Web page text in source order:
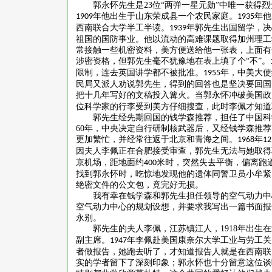
郭永怀先生是23位“两弹一星元勋”中唯一获得
1909年他出生于山东荣成县一个农民家庭。 1935年
西南联合大学半工半读。 1939年郭先生出国留学，
祖国的国防事业。他以流动的高难课题取得加州理
常接触一些机密资料，美方便送给他一张表，上面
涉密资格，但郭先生毫不犹豫地在表上填了个“不”。
限制，连去英国讲学都不被批准。 1955年，中美大
民局又派人劝说郭先生，得到的回答也是坚决要回
把十几年写好的文稿投入篝火。当郭永怀冲破美国
位科学家的行李受到美方仔细搜查，此时李佩才知
郭先生经先期回国的钱学森推荐，担任了中国
60年，中央决定自行研制核武器后，又经钱学森推
更加繁忙，并经常往返于北京和青海之间。 1968年12
因夫人李佩正在合肥接受审查，郭先生无法与她取
京机场，距地面约400米时，突然失去平衡，偏离跑
找到郭永怀时，吃惊地发现他的遗体同警卫员小牟
绝密文件的公文包，竟完好无损。
我有幸在钱学森和郭先生担任领导的空气动力
空气动力中心的规划设想，并要求我写出一篇书面
永别。
郭先生的夫人李佩，江苏镇江人， 1918年出生
副主席。 1947年李佩赴美国康奈尔大学工业与劳工
者做报告，她跑去听了，才知道报告人就是在西南
实的学者留下了深刻印象；郭永怀也十分留意这位